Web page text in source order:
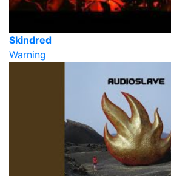
Skindred
Warning